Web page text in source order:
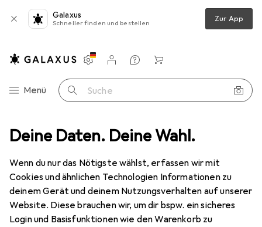
Deine Daten. Deine Wahl.
Wenn du nur das Nötigste wählst, erfassen wir mit
Cookies und ähnlichen Technologien Informationen zu
deinem Gerät und deinem Nutzungsverhalten auf unserer
Website. Diese brauchen wir, um dir bspw. ein sicheres
Login und Basisfunktionen wie den Warenkorb zu
Galaxus
Schneller finden und bestellen Zur App
Navigation nach Kategorien
Menü Suche
Einstellungen
Kundenkonto
Vergleichslisten
Merklisten
Warenkorb
Dekokissen Herding Harry Potter "Eule" Konturenkissen
6 Bilder
MENGENRABATT